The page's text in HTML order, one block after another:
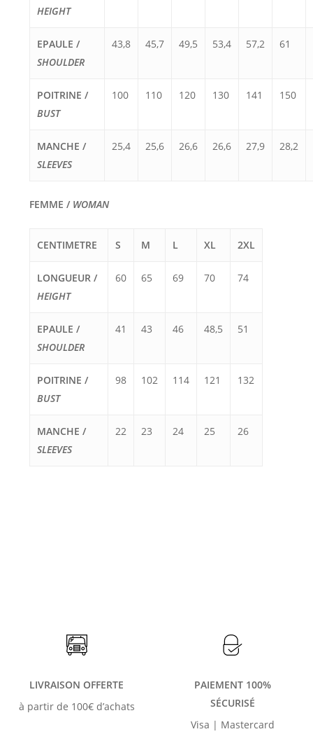
HEIGHT
EPAULE /
SHOULDER
43,8 45,7 49,5 53,4 57,2 61
POITRINE /
BUST
100 110 120 130 141 150
MANCHE /
SLEEVES
25,4 25,6 26,6 26,6 27,9 28,2
FEMME / WOMAN
CENTIMETRE S M L XL 2XL
LONGUEUR /
HEIGHT
60 65 69 70 74
EPAULE /
SHOULDER
41 43 46 48,5 51
POITRINE /
BUST
98 102 114 121 132
MANCHE /
SLEEVES
22 23 24 25 26
LIVRAISON OFFERTE
à partir de 100€ d’achats
PAIEMENT 100%
SÉCURISÉ
Visa | Mastercard